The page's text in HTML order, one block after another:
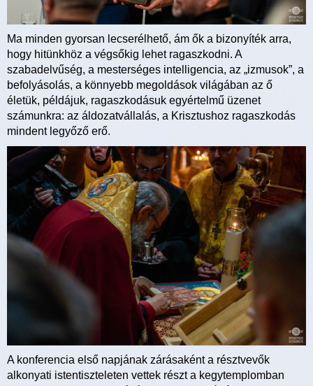
Ma minden gyorsan lecserélhető, ám ők a bizonyíték arra,
hogy hitünkhöz a végsőkig lehet ragaszkodni. A
szabadelvűség, a mesterséges intelligencia, az „izmusok”, a
befolyásolás, a könnyebb megoldások világában az ő
életük, példájuk, ragaszkodásuk egyértelmű üzenet
számunkra: az áldozatvállalás, a Krisztushoz ragaszkodás
mindent legyőző erő.
A konferencia első napjának zárásaként a résztvevők
alkonyati istentiszteleten vettek részt a kegytemplomban